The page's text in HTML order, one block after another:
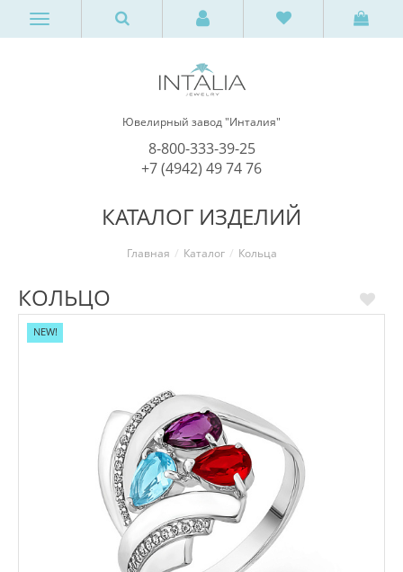
Ювелирный завод "Инталия"
8-800-333-39-25
+7 (4942) 49 74 76
КАТАЛОГ ИЗДЕЛИЙ
Главная Каталог Кольца
КОЛЬЦО
NEW!